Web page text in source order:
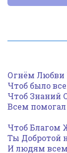
Огнём Любви
Чтоб было
Чтоб Знаний
Всем
Чтоб Благом
Ты Добротой
И людям всем